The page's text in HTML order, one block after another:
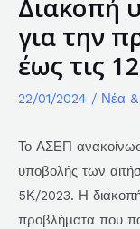
Διακοπή
για την
έως τις
22/01/2024 / Νέα &
Το ΑΣΕΠ
υποβολής των
5Κ/2023. Η διακοπή
προβλήματα που